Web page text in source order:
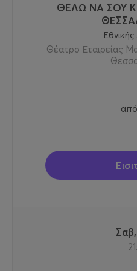
ΘΕΛΩ ΝΑ ΣΟΥ
Θέατρο Εταιρείας
από